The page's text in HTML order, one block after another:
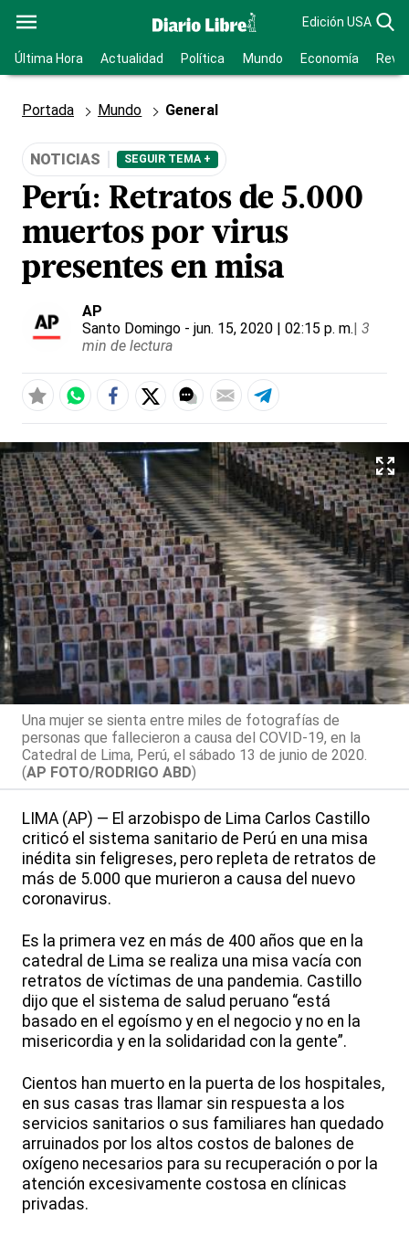
Edición USA
Última Hora Actualidad Política Mundo Economía
Portada Mundo General
NOTICIAS SEGUIR TEMA +
Perú: Retratos de 5.000
muertos por virus
presentes en misa
AP
Santo Domingo - jun. 15, 2020 | 02:15 p. m.| 3
min de lectura
Una mujer se sienta entre miles de fotografías de
personas que fallecieron a causa del COVID-19, en la
Catedral de Lima, Perú, el sábado 13 de junio de 2020.
(AP FOTO/RODRIGO ABD)
LIMA (AP) — El arzobispo de Lima Carlos Castillo
criticó el sistema sanitario de Perú en una misa
inédita sin feligreses, pero repleta de retratos de
más de 5.000 que murieron a causa del nuevo
coronavirus.
Es la primera vez en más de 400 años que en la
catedral de Lima se realiza una misa vacía con
retratos de víctimas de una pandemia. Castillo
dijo que el sistema de salud peruano “está
basado en el egoísmo y en el negocio y no en la
misericordia y en la solidaridad con la gente”.
Cientos han muerto en la puerta de los hospitales,
en sus casas tras llamar sin respuesta a los
servicios sanitarios o sus familiares han quedado
arruinados por los altos costos de balones de
oxígeno necesarios para su recuperación o por la
atención excesivamente costosa en clínicas
privadas.